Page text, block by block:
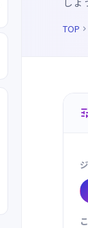
TOP 